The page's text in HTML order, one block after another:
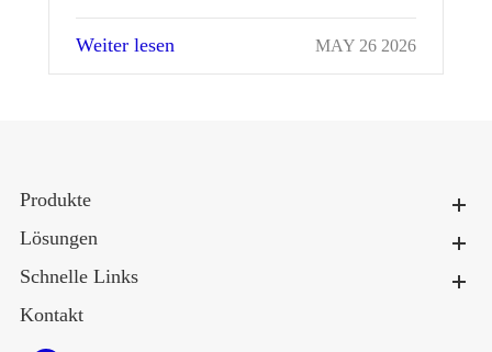
Weiter lesen MAY 26 2026
Produkte
Lösungen
Schnelle Links
Kontakt